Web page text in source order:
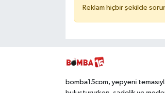
Reklam hiçbir şekilde
bomba15com, yepyeni